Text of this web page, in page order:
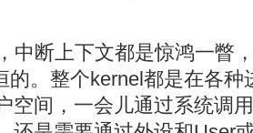
中断上下文都是惊鸿一瞥
的。整个kernel都是在各
空间，一会儿通过系统调